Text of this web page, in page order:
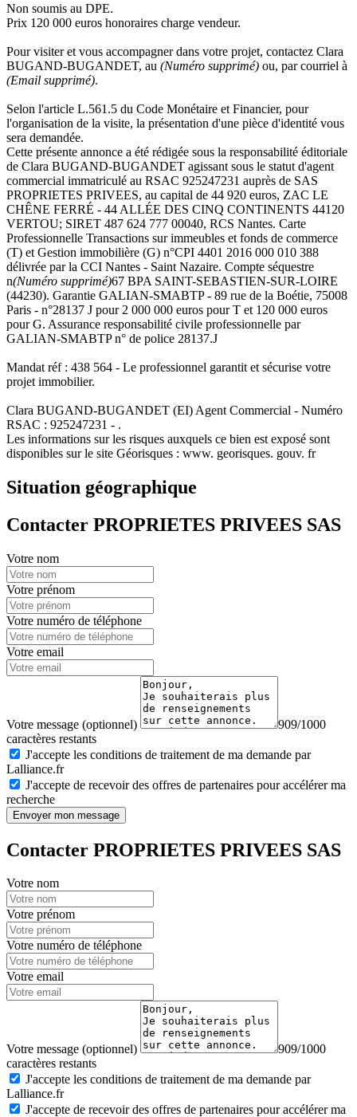
Non soumis au DPE.
Prix 120 000 euros honoraires charge vendeur.
Pour visiter et vous accompagner dans votre projet, contactez Clara
BUGAND-BUGANDET, au (Numéro supprimé) ou, par courriel à
(Email supprimé).
Selon l'article L.561.5 du Code Monétaire et Financier, pour
l'organisation de la visite, la présentation d'une pièce d'identité vous
sera demandée.
Cette présente annonce a été rédigée sous la responsabilité éditoriale
de Clara BUGAND-BUGANDET agissant sous le statut d'agent
commercial immatriculé au RSAC 925247231 auprès de SAS
PROPRIETES PRIVEES, au capital de 44 920 euros, ZAC LE
CHÊNE FERRÉ - 44 ALLÉE DES CINQ CONTINENTS 44120
VERTOU; SIRET 487 624 777 00040, RCS Nantes. Carte
Professionnelle Transactions sur immeubles et fonds de commerce
(T) et Gestion immobilière (G) n°CPI 4401 2016 000 010 388
délivrée par la CCI Nantes - Saint Nazaire. Compte séquestre
n(Numéro supprimé)67 BPA SAINT-SEBASTIEN-SUR-LOIRE
(44230). Garantie GALIAN-SMABTP - 89 rue de la Boétie, 75008
Paris - n°28137 J pour 2 000 000 euros pour T et 120 000 euros
pour G. Assurance responsabilité civile professionnelle par
GALIAN-SMABTP n° de police 28137.J
Mandat réf : 438 564 - Le professionnel garantit et sécurise votre
projet immobilier.
Clara BUGAND-BUGANDET (EI) Agent Commercial - Numéro
RSAC : 925247231 - .
Les informations sur les risques auxquels ce bien est exposé sont
disponibles sur le site Géorisques : www. georisques. gouv. fr
Situation géographique
Contacter PROPRIETES PRIVEES SAS
Votre nom
Votre prénom
Votre numéro de téléphone
Votre email
Votre message (optionnel)
909/1000
caractères restants
J'accepte les conditions de traitement de ma demande par
Lalliance.fr
J'accepte de recevoir des offres de partenaires pour accélérer ma
recherche
Envoyer mon message
Contacter PROPRIETES PRIVEES SAS
Votre nom
Votre prénom
Votre numéro de téléphone
Votre email
Votre message (optionnel)
909/1000
caractères restants
J'accepte les conditions de traitement de ma demande par
Lalliance.fr
J'accepte de recevoir des offres de partenaires pour accélérer ma